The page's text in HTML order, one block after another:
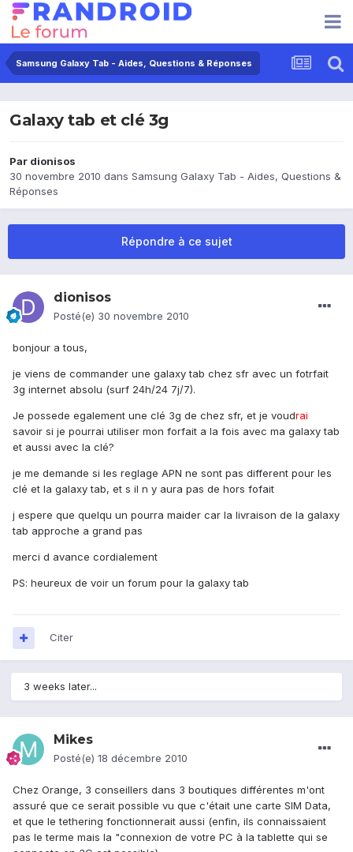
Samsung Galaxy Tab - Aides, Questions & Réponses
Galaxy tab et clé 3g
Par dionisos
30 novembre 2010 dans Samsung Galaxy Tab - Aides, Questions &
Réponses
Répondre à ce sujet
dionisos
Posté(e) 30 novembre 2010
bonjour a tous,
je viens de commander une galaxy tab chez sfr avec un fotrfait
3g internet absolu (surf 24h/24 7j/7).
Je possede egalement une clé 3g de chez sfr, et je voudrai
savoir si je pourrai utiliser mon forfait a la fois avec ma galaxy tab
et aussi avec la clé?
je me demande si les reglage APN ne sont pas different pour les
clé et la galaxy tab, et s il n y aura pas de hors fofait
j espere que quelqu un pourra maider car la livraison de la galaxy
tab approche a grand pas
merci d avance cordialement
PS: heureux de voir un forum pour la galaxy tab
Citer
3 weeks later...
Mikes
Posté(e) 18 décembre 2010
Chez Orange, 3 conseillers dans 3 boutiques différentes m'ont
assuré que ce serait possible vu que c'était une carte SIM Data,
et que le tethering fonctionnerait aussi (enfin, ils connaissaient
pas le terme mais la "connexion de votre PC à la tablette qui se